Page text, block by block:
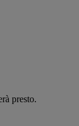
presto.